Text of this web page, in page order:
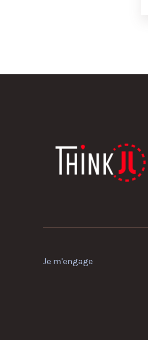
Je m'engage